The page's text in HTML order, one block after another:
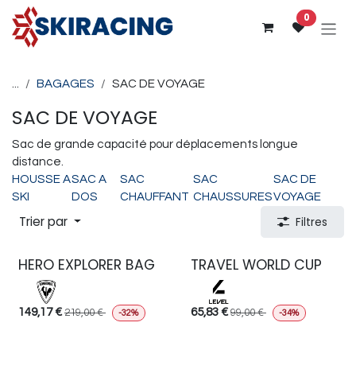
Se rendre au contenu
0
... BAGAGES SAC DE VOYAGE
SAC DE VOYAGE
Sac de grande capacité pour déplacements longue
distance.
HOUSSE A
SKI
SAC A
DOS
SAC
CHAUFFANT
SAC
CHAUSSURES
SAC DE
VOYAGE
Trier par Filtres
HERO EXPLORER BAG
149,17€ 219,00€ -32%
TRAVEL WORLD CUP
65,83€ 99,00€ -34%